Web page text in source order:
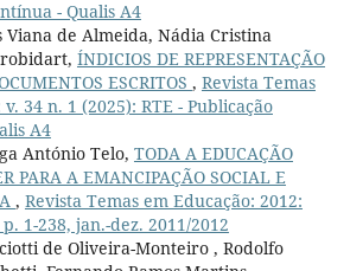
- Qualis A4
Viana de Almeida, Nádia Cristina
ÍNDICIOS DE REPRESENTAÇÃO
ESCRITOS , Revista Temas
34 n. 1 (2025): RTE - Publicação
A4
António Telo, TODA A EDUCAÇÃO
PARA A EMANCIPAÇÃO SOCIAL E
, Revista Temas em Educação: 2012:
1-238, jan.-dez. 2011/2012
de Oliveira-Monteiro , Rodolfo